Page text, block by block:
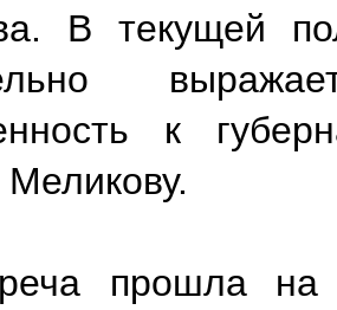
В текущей
к
прошла